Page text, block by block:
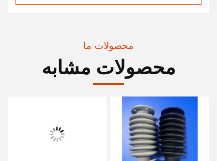
محصولات ما
محصولات مشابه